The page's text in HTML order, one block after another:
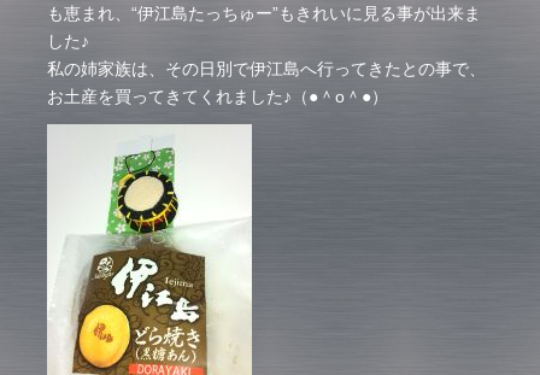
も恵まれ、“伊江島たっちゅー”もきれいに見る事が出来ま
した♪
私の姉家族は、その日別で伊江島へ行ってきたとの事で、
お土産を買ってきてくれました♪（●＾o＾●）